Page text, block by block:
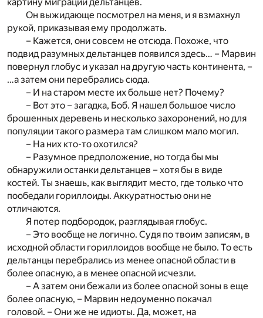
Он выжидающе посмотрел на меня, и я взмахнул
рукой, приказывая ему продолжать.
– Кажется, они совсем не отсюда. Похоже, что
подвид разумных дельтанцев появился здесь… – Марвин
повернул глобус и указал на другую часть континента, –
…а затем они перебрались сюда.
– И на старом месте их больше нет? Почему?
– Вот это – загадка, Боб. Я нашел большое число
брошенных деревень и несколько захоронений, но для
популяции такого размера там слишком мало могил.
– На них кто-то охотился?
– Разумное предположение, но тогда бы мы
обнаружили останки дельтанцев – хотя бы в виде
костей. Ты знаешь, как выглядит место, где только что
пообедали гориллоиды. Аккуратностью они не
отличаются.
Я потер подбородок, разглядывая глобус.
– Это вообще не логично. Судя по твоим записям, в
исходной области гориллоидов вообще не было. То есть
дельтанцы перебрались из менее опасной области в
более опасную, а в менее опасной исчезли.
– А затем они бежали из более опасной зоны в еще
более опасную, – Марвин недоуменно покачал
головой. – Они же не идиоты. Да, может, на